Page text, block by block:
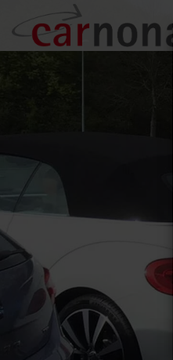
Zum
Hauptinhalt
springen